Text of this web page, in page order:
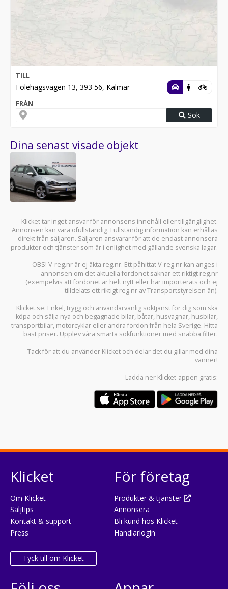
TILL
Fölehagsvägen 13, 393 56, Kalmar
FRÅN
Sök
Dina senast visade objekt
Klicket tar inget ansvar för annonsens innehåll eller tillgänglighet.
Annonsen kan vara ofullständig. Fullständig information kan erhållas
direkt från säljaren. Säljaren ansvarar för att de endast annonsera
produkter och tjänster som är i enlighet med gällande svenska lagar.
OBS! V-reg.nr är ej äkta reg.nr. Ett påhittat V-reg.nr kan anges i
annonsen om det aktuella fordonet saknar ett riktigt reg.nr
(exempelvis att fordonet är helt nytt eller har importerats och ej
tilldelats ett riktigt reg.nr av Transportstyrelsen än).
Klicket.se: Enkel, trygg och användarvänlig söktjänst för dig som ska
köpa och sälja nya och begagnade bilar, båtar, husvagnar, husbilar,
transportbilar, motorcyklar eller andra fordon från hela Sverige. Hitta
bäst priser. Upplev våra smarta sökfunktioner med snabba filter.
Tack för att du använder Klicket och delar det du gillar med dina
vänner!
Ladda ner Klicket-appen gratis:
Klicket
Om Klicket
Säljtips
Kontakt & support
Press
Tyck till om Klicket
För företag
Produkter & tjänster
Annonsera
Bli kund hos Klicket
Handlarlogin